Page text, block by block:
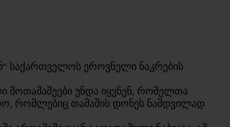
საქართველოს ეროვნული ნაკრების
მოთამაშეები უნდა იყვნენ, რომელთა
რომლებიც თამაშის დონეს ნამდვილად